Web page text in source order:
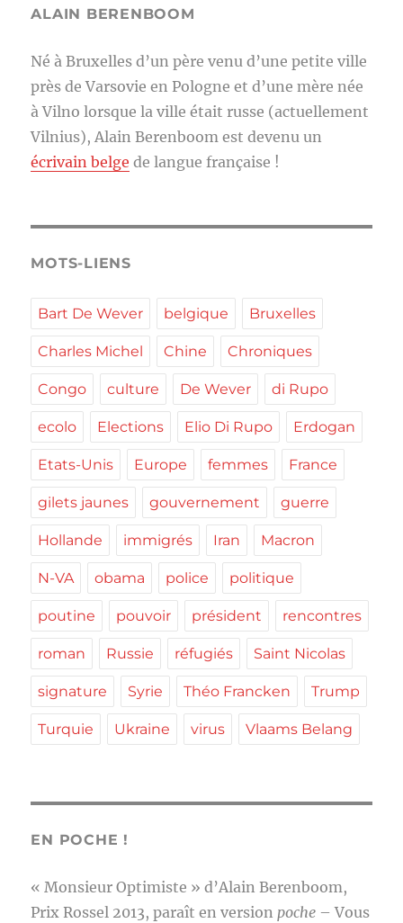
ALAIN BERENBOOM
Né à Bruxelles d’un père venu d’une petite ville
près de Varsovie en Pologne et d’une mère née
à Vilno lorsque la ville était russe (actuellement
Vilnius), Alain Berenboom est devenu un
écrivain belge de langue française !
MOTS-LIENS
Bart De Wever belgique Bruxelles
Charles Michel Chine Chroniques
Congo culture De Wever di Rupo
ecolo Elections Elio Di Rupo Erdogan
Etats-Unis Europe femmes France
gilets jaunes gouvernement guerre
Hollande immigrés Iran Macron
N-VA obama police politique
poutine pouvoir président rencontres
roman Russie réfugiés Saint Nicolas
signature Syrie Théo Francken Trump
Turquie Ukraine virus Vlaams Belang
EN POCHE !
« Monsieur Optimiste » d’Alain Berenboom,
Prix Rossel 2013, paraît en version poche – Vous